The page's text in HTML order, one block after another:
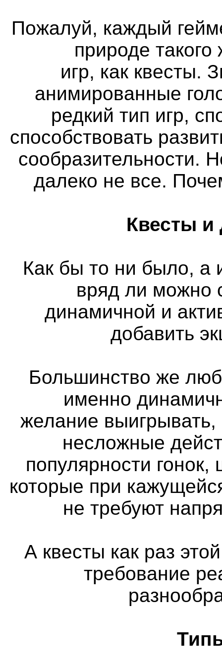
Пожалуй, каждый
природе
игр, как квесты.
анимированные
редкий тип игр,
способствовать
сообразительности.
далеко не все.
Квесты и
Как бы то ни было, а
вряд ли можно
динамичной и
добавить
Большинство же
именно
желание
несложные
популярности
которые при
не требуют
А квесты как раз
требование